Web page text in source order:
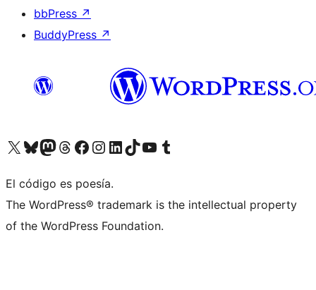
bbPress ↗
BuddyPress ↗
Visita nuestra cuenta de X (anteriormente Twitter)
Visita nuestra cuenta de Bluesky
Visita nuestra cuenta de Mastodon
Visita nuestra cuenta de Threads
Visita nuestra página de Facebook
Visita nuestra cuenta de Instagram
Visita nuestra cuenta de LinkedIn
Visita nuestra cuenta de TikTok
Visita nuestro canal de YouTube
Visita nuestra cuenta de Tumblr
El código es poesía.
The WordPress® trademark is the intellectual property
of the WordPress Foundation.